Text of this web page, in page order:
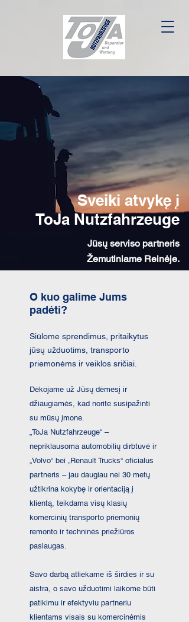
Sveiki atvykę į
ToJa Nutzfahrzeuge
Jūsų serviso partneris
Žemutiniame Reinėje.
O kuo galime Jums
padėti?
Siūlome sprendimus, pritaikytus
jūsų užduotims, transporto
priemonėms ir veiklos sričiai.
Dėkojame už Jūsų dėmesį ir
džiaugiamės, kad norite susipažinti
su mūsų įmone.
„ToJa Nutzfahrzeuge“ –
nepriklausoma automobilių dirbtuvė ir
„Volvo“ bei „Renault Trucks“ oficialus
partneris – jau daugiau nei 30 metų
užtikrina kokybę ir orientaciją į
klientą, teikdama visų klasių
komercinių transporto priemonių
remonto ir techninės priežiūros
paslaugas.
Savo darbą atliekame iš širdies ir su
aistra, o savo užduotimi laikome būti
patikimu ir efektyviu partneriu
klientams visais su komercinėmis